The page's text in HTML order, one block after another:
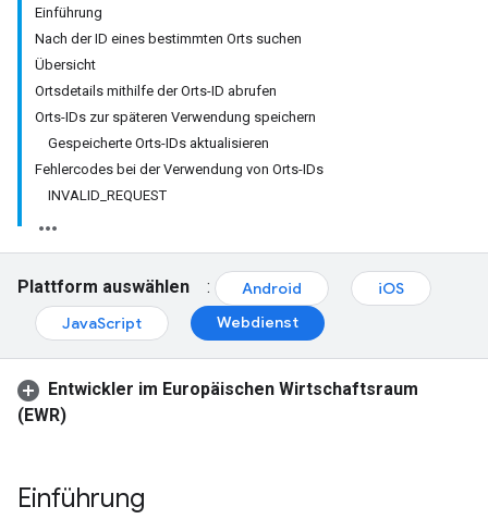
Einführung
Nach der ID eines bestimmten Orts suchen
Übersicht
Ortsdetails mithilfe der Orts-ID abrufen
Orts-IDs zur späteren Verwendung speichern
Gespeicherte Orts-IDs aktualisieren
Fehlercodes bei der Verwendung von Orts-IDs
INVALID_REQUEST
Plattform auswählen : Android
iOS
JavaScript
Webdienst
Entwickler im Europäischen Wirtschaftsraum
(EWR)
Einführung